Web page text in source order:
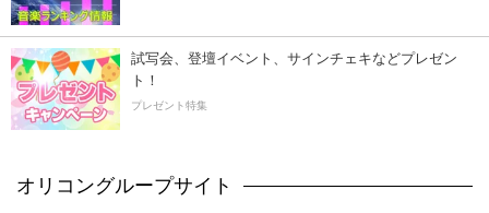
試写会、登壇イベント、サインチェキなどプレゼン
ト！
プレゼント特集
オリコングループサイト